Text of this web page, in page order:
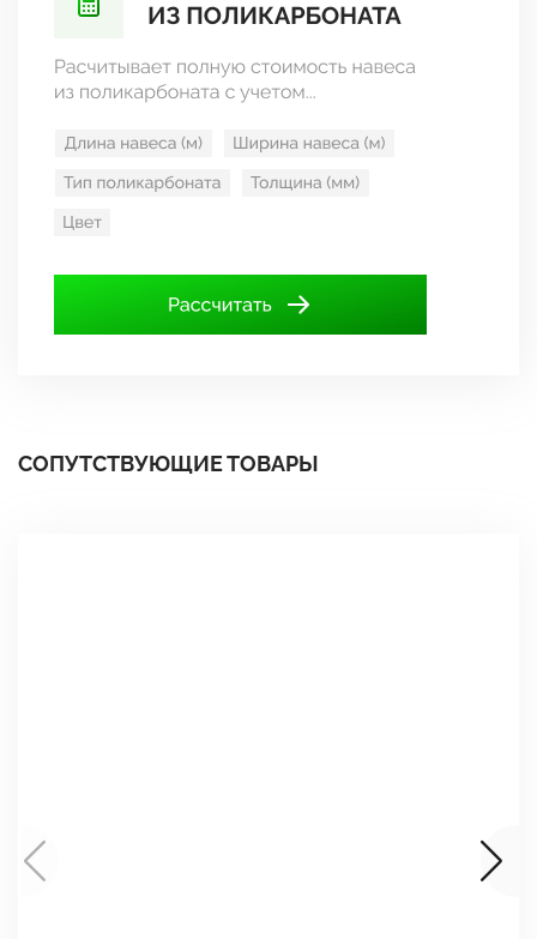
СОПУТСТВУЮЩИЕ ТОВАРЫ